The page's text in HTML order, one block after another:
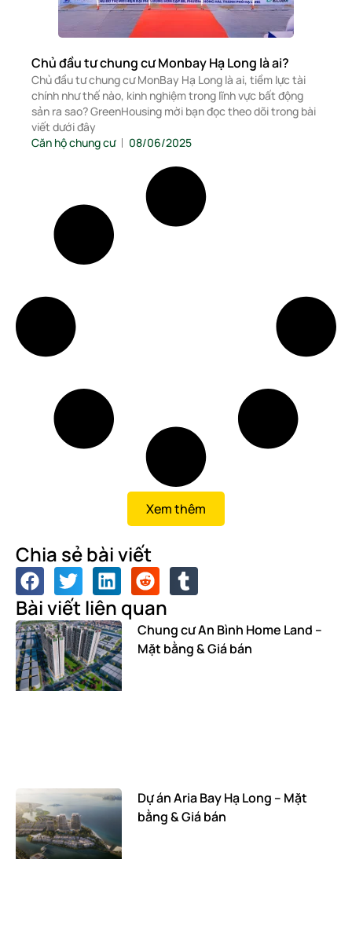
Chủ đầu tư chung cư Monbay Hạ Long là ai?
Chủ đầu tư chung cư MonBay Hạ Long là ai, tiềm lực tài
chính như thế nào, kinh nghiệm trong lĩnh vực bất động
sản ra sao? GreenHousing mời bạn đọc theo dõi trong bài
viết dưới đây
Căn hộ chung cư
08/06/2025
Xem thêm
Chia sẻ bài viết
Bài viết liên quan
Chung cư An Bình Home Land –
Mặt bằng & Giá bán
Dự án Aria Bay Hạ Long – Mặt
bằng & Giá bán